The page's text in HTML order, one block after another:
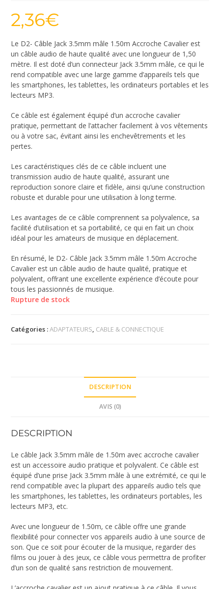
2,36€
Le D2- Câble Jack 3.5mm mâle 1.50m Accroche Cavalier est
un câble audio de haute qualité avec une longueur de 1,50
mètre. Il est doté d’un connecteur Jack 3.5mm mâle, ce qui le
rend compatible avec une large gamme d’appareils tels que
les smartphones, les tablettes, les ordinateurs portables et les
lecteurs MP3.
Ce câble est également équipé d’un accroche cavalier
pratique, permettant de l’attacher facilement à vos vêtements
ou à votre sac, évitant ainsi les enchevêtrements et les
pertes.
Les caractéristiques clés de ce câble incluent une
transmission audio de haute qualité, assurant une
reproduction sonore claire et fidèle, ainsi qu’une construction
robuste et durable pour une utilisation à long terme.
Les avantages de ce câble comprennent sa polyvalence, sa
facilité d’utilisation et sa portabilité, ce qui en fait un choix
idéal pour les amateurs de musique en déplacement.
En résumé, le D2- Câble Jack 3.5mm mâle 1.50m Accroche
Cavalier est un câble audio de haute qualité, pratique et
polyvalent, offrant une excellente expérience d’écoute pour
tous les passionnés de musique.
Rupture de stock
Catégories :ADAPTATEURS, CABLE & CONNECTIQUE
DESCRIPTION
AVIS (0)
DESCRIPTION
Le câble Jack 3.5mm mâle de 1.50m avec accroche cavalier
est un accessoire audio pratique et polyvalent. Ce câble est
équipé d’une prise Jack 3.5mm mâle à une extrémité, ce qui le
rend compatible avec la plupart des appareils audio tels que
les smartphones, les tablettes, les ordinateurs portables, les
lecteurs MP3, etc.
Avec une longueur de 1.50m, ce câble offre une grande
flexibilité pour connecter vos appareils audio à une source de
son. Que ce soit pour écouter de la musique, regarder des
films ou jouer à des jeux, ce câble vous permettra de profiter
d’un son de qualité sans restriction de mouvement.